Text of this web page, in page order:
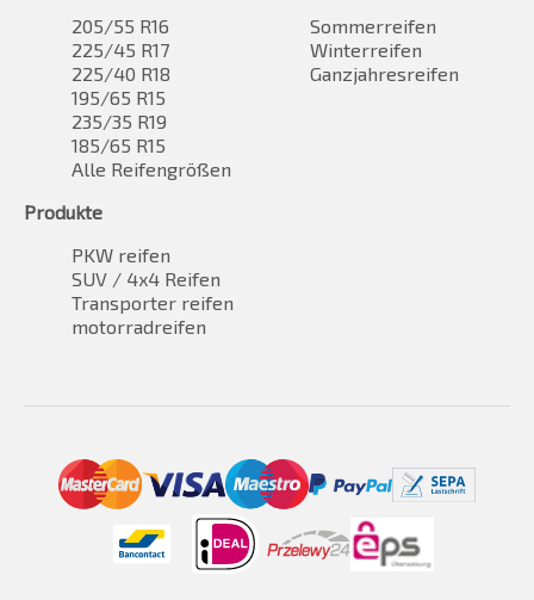
205/55 R16
225/45 R17
225/40 R18
195/65 R15
235/35 R19
185/65 R15
Alle Reifengrößen
Sommerreifen
Winterreifen
Ganzjahresreifen
Produkte
PKW reifen
SUV / 4x4 Reifen
Transporter reifen
motorradreifen